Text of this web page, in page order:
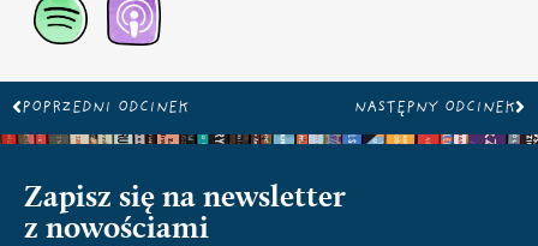
Prev
POPRZEDNI ODCINEK NASTĘPNY ODCINEK
Zapisz się na newsletter
z nowościami